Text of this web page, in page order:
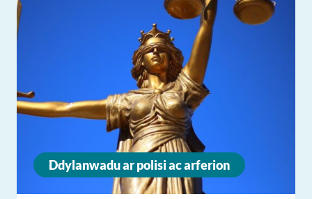
Ddylanwadu ar polisi ac arferion